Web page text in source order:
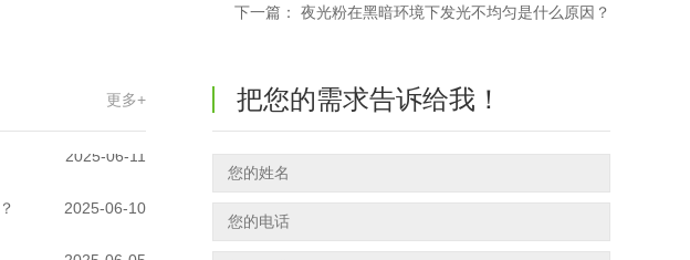
下一篇： 夜光粉在黑暗环境下发光不均匀是什么原因？
更多+
2025-06-11
把您的需求告诉给我！